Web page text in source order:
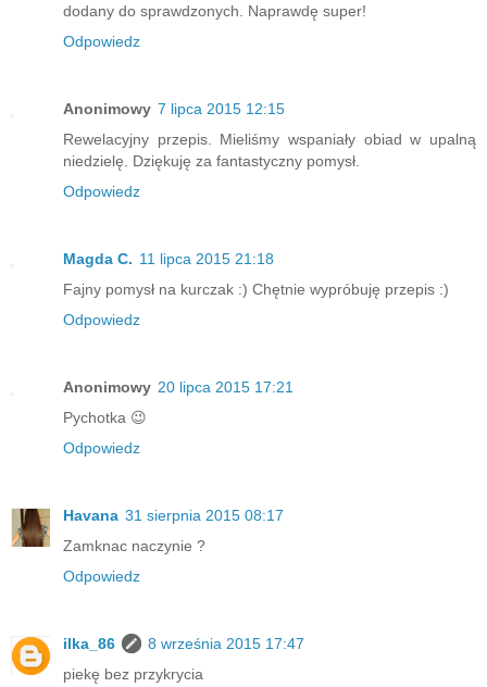
dodany do sprawdzonych. Naprawdę super!
Odpowiedz
Anonimowy 7 lipca 2015 12:15
Rewelacyjny przepis. Mieliśmy wspaniały obiad w upalną
niedzielę. Dziękuję za fantastyczny pomysł.
Odpowiedz
Magda C. 11 lipca 2015 21:18
Fajny pomysł na kurczak :) Chętnie wypróbuję przepis :)
Odpowiedz
Anonimowy 20 lipca 2015 17:21
Pychotka 😉
Odpowiedz
Havana 31 sierpnia 2015 08:17
Zamknac naczynie ?
Odpowiedz
ilka_86
8 września 2015 17:47
piekę bez przykrycia